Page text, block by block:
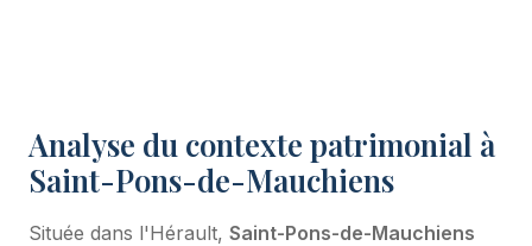
Analyse du contexte patrimonial à
Saint-Pons-de-Mauchiens
Située dans l'Hérault, Saint-Pons-de-Mauchiens